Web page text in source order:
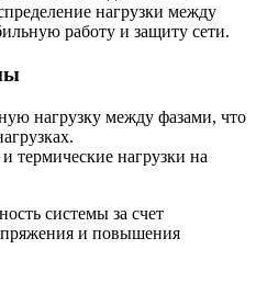
нагрузки между
работу и защиту сети.
нагрузку между фазами, что
термические нагрузки на
системы за счет
и повышения